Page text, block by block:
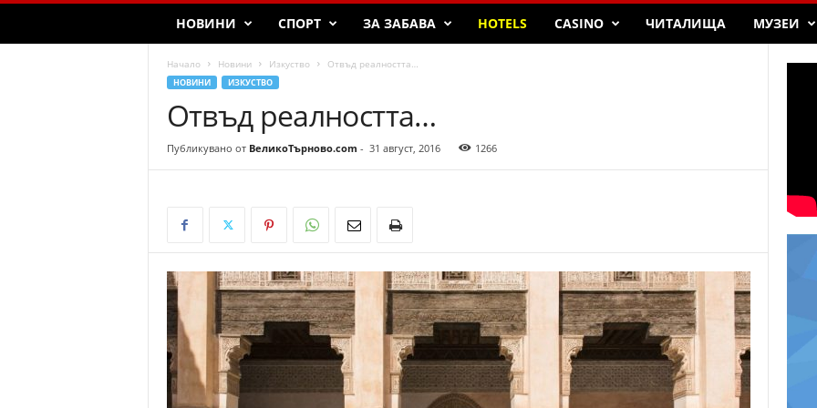
НОВИНИ СПОРТ ЗА ЗАБАВА HOTELS CASINO ЧИТАЛИЩА МУЗЕИ
Начало Новини Изкуство Отвъд реалността…
НОВИНИ ИЗКУСТВО
Отвъд реалността…
Публикувано от ВеликоТърново.com - 31 август, 2016 1266